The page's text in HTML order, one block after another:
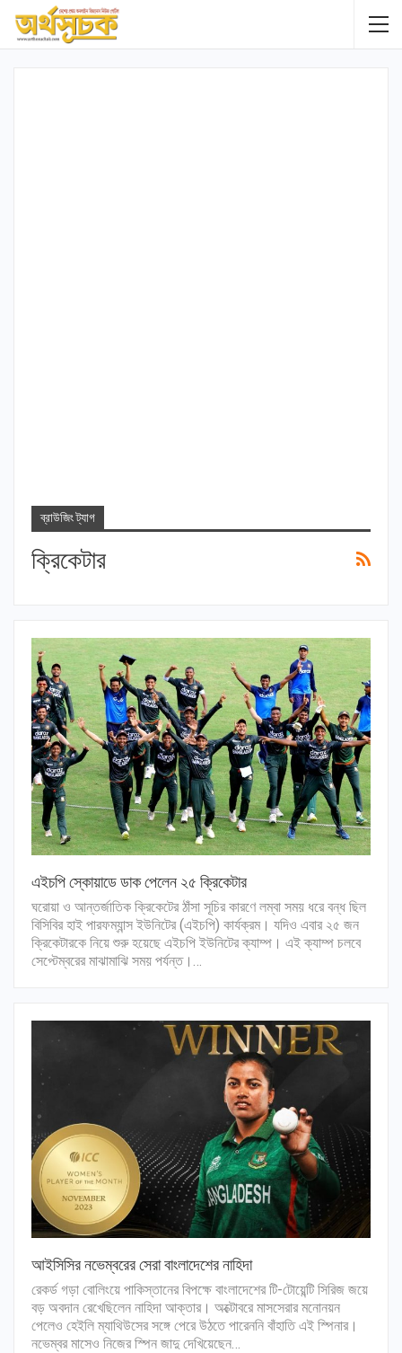
ব্রাউজিং ট্যাগ
ক্রিকেটার
এইচপি স্কোয়াডে ডাক পেলেন ২৫ ক্রিকেটার
ঘরোয়া ও আন্তর্জাতিক ক্রিকেটের ঠাঁসা সূচির কারণে লম্বা সময় ধরে বন্ধ ছিল
বিসিবির হাই পারফম্যান্স ইউনিটের (এইচপি) কার্যক্রম। যদিও এবার ২৫ জন
ক্রিকেটারকে নিয়ে শুরু হয়েছে এইচপি ইউনিটের ক্যাম্প। এই ক্যাম্প চলবে
সেপ্টেম্বরের মাঝামাঝি সময় পর্যন্ত।…
আইসিসির নভেম্বরের সেরা বাংলাদেশের নাহিদা
রেকর্ড গড়া বোলিংয়ে পাকিস্তানের বিপক্ষে বাংলাদেশের টি-টোয়েন্টি সিরিজ জয়ে
বড় অবদান রেখেছিলেন নাহিদা আক্তার। অক্টোবরে মাসসেরার মনোনয়ন
পেলেও হেইলি ম্যাথিউসের সঙ্গে পেরে উঠতে পারেননি বাঁহাতি এই স্পিনার।
নভেম্বর মাসেও নিজের স্পিন জাদু দেখিয়েছেন…